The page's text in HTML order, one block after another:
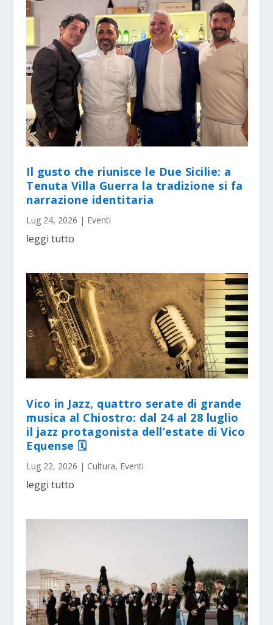
Il gusto che riunisce le Due Sicilie: a
Tenuta Villa Guerra la tradizione si fa
narrazione identitaria
Lug 24, 2026 | Eventi
leggi tutto
Vico in Jazz, quattro serate di grande
musica al Chiostro: dal 24 al 28 luglio
il jazz protagonista dell’estate di Vico
Equense 🗓
Lug 22, 2026 | Cultura, Eventi
leggi tutto